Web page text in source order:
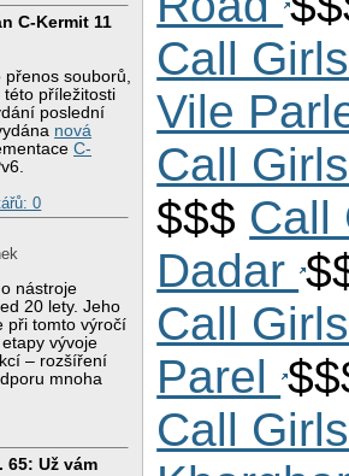
C-Kermit 11
přenos souborů,
této příležitosti
poslední
nová
C-
0
nástroje
20 lety. Jeho
při tomto výročí
vývoje
– rozšíření
mnoha
Už vám
Call
Vile
Call
$$$ Call
Dadar
Call
Parel
Call